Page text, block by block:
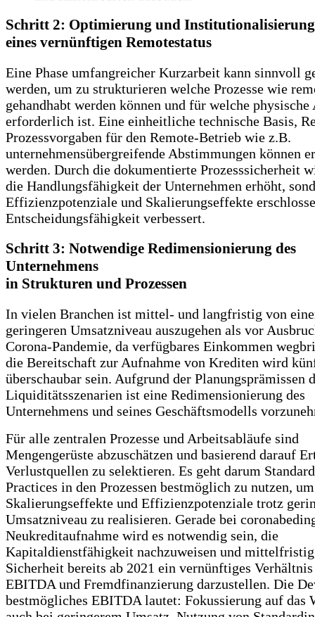
Schritt 2: Optimierung und Institutionalisierung
eines vernünftigen Remotestatus
Eine Phase umfangreicher Kurzarbeit kann sinnvoll
werden, um zu strukturieren welche Prozesse wie
gehandhabt werden können und für welche physische
erforderlich ist. Eine einheitliche technische Basis,
Prozessvorgaben für den Remote-Betrieb wie z.B.
unternehmensübergreifende Abstimmungen können
werden. Durch die dokumentierte Prozesssicherheit
die Handlungsfähigkeit der Unternehmen erhöht,
Effizienzpotenziale und Skalierungseffekte
Entscheidungsfähigkeit verbessert.
Schritt 3: Notwendige Redimensionierung des
Unternehmens
in Strukturen und Prozessen
In vielen Branchen ist mittel- und langfristig von
geringeren Umsatzniveau auszugehen als vor
Corona-Pandemie, da verfügbares Einkommen
die Bereitschaft zur Aufnahme von Krediten wird
überschaubar sein. Aufgrund der Planungsprämissen
Liquiditätsszenarien ist eine Redimensionierung des
Unternehmens und seines Geschäftsmodells
Für alle zentralen Prozesse und Arbeitsabläufe sind
Mengengerüste abzuschätzen und basierend darauf
Verlustquellen zu selektieren. Es geht darum
Practices in den Prozessen bestmöglich zu nutzen,
Skalierungseffekte und Effizienzpotenziale trotz
Umsatzniveau zu realisieren. Gerade bei
Neukreditaufnahme wird es notwendig sein, die
Kapitaldienstfähigkeit nachzuweisen und
Sicherheit bereits ab 2021 ein vernünftiges
EBITDA und Fremdfinanzierung darzustellen. Die
bestmögliches EBITDA lautet: Fokussierung auf das